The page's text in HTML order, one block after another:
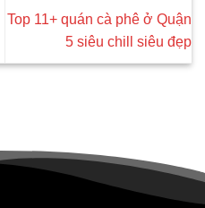
Top 11+ quán cà phê ở Quận
5 siêu chill siêu đẹp